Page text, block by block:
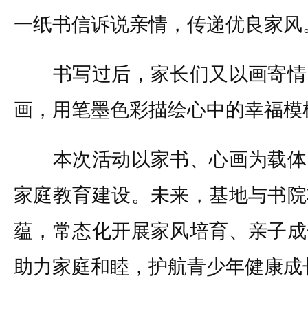
一纸书信诉说亲情，传递优良家风
书写过后，家长们又以画寄情
画，用笔墨色彩描绘心中的幸福模
本次活动以家书、心画为载体
家庭教育建设。未来，基地与书
蕴，常态化开展家风培育、亲子
助力家庭和睦，护航青少年健康成